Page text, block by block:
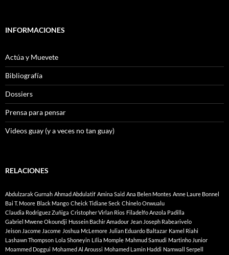
INFORMACIONES
Actúa y Muevete
Bibliografía
Dossiers
Prensa para pensar
Videos guay (y a veces no tan guay)
RELACIONES
Abdulzarak Gurnah Ahmad Abdulatif Amina Said Ana Belen Montes Anne Laure Bonnel
Bai T. Moore Black Mango Cheick Tidiane Seck Chinelo Onwualu
Claudia Rodriguez Zuñiga Cristopher Virlan Rios Filadelfo Anzola Padilla
Gabriel Mwene Okoundji Hussein Bachir Amadour Jean Joseph Rabearivelo
Jeison Jacome Jacome Joshua McLemore Julian Eduardo Baltazar Kamel Riahi
Lashawn Thompson Lola Shoneyin Lília Momple Mahmud Samudi Martinho Junior
Moammed Doggui Mohamed Al Aroussi Mohamed Lamin Haddi Namwall Serpell